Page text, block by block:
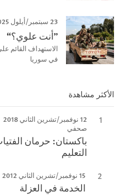
23 سبتمبر/أيلول 2025
”أنت علوي؟“
الاستهداف القائم
في سوريا
الأكثر مشاهدة
12 نوفمبر/تشرين الثاني 2018
صحفي
باكستان: حرمان
التعليم
15 نوفمبر/تشرين الثاني 2012
الخدمة في العزلة